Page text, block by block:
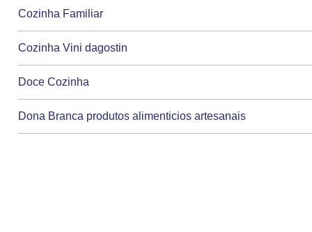
Cozinha Familiar
Cozinha Vini dagostin
Doce Cozinha
Dona Branca produtos alimenticios artesanais